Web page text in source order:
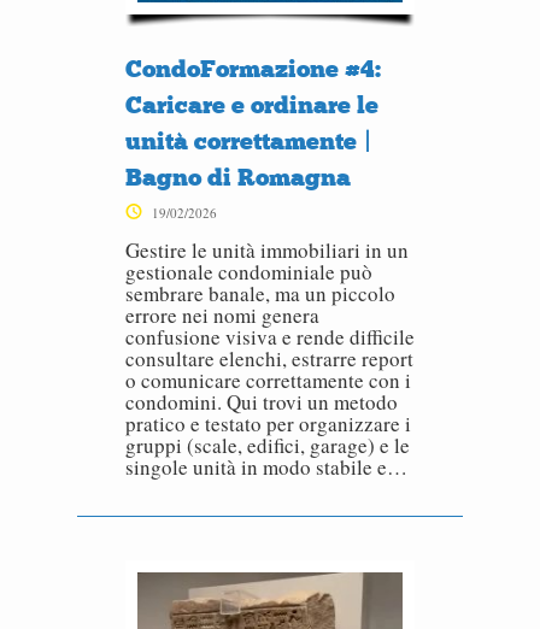
CondoFormazione #4:
Caricare e ordinare le
unità correttamente |
Bagno di Romagna
19/02/2026
Gestire le unità immobiliari in un
gestionale condominiale può
sembrare banale, ma un piccolo
errore nei nomi genera
confusione visiva e rende difficile
consultare elenchi, estrarre report
o comunicare correttamente con i
condomini. Qui trovi un metodo
pratico e testato per organizzare i
gruppi (scale, edifici, garage) e le
singole unità in modo stabile e…